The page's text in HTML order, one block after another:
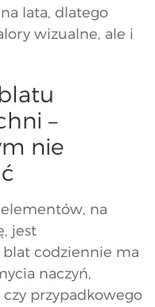
lata, dlatego
wizualne, ale i
–
nie
na
jest
codziennie ma
naczyń,
przypadkowego